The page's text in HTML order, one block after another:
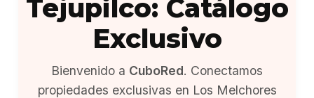
Tejupilco: Catálogo
Exclusivo
Bienvenido a CuboRed. Conectamos
propiedades exclusivas en Los Melchores